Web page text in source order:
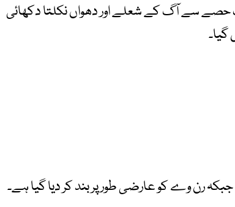
سے آگ کے شعلے اور دھواں نکلتا دکھائی
رن وے کو عارضی طور پر بند کر دیا گیا ہے۔